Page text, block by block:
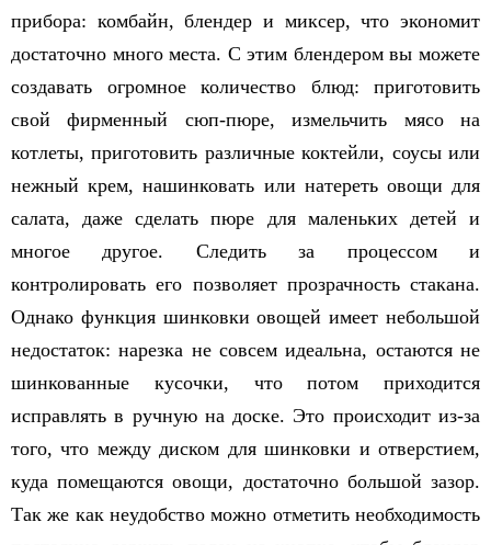
прибора: комбайн, блендер и миксер, что экономит
достаточно много места. С этим блендером вы можете
создавать огромное количество блюд: приготовить
свой фирменный сюп-пюре, измельчить мясо на
котлеты, приготовить различные коктейли, соусы или
нежный крем, нашинковать или натереть овощи для
салата, даже сделать пюре для маленьких детей и
многое другое. Следить за процессом и
контролировать его позволяет прозрачность стакана.
Однако функция шинковки овощей имеет небольшой
недостаток: нарезка не совсем идеальна, остаются не
шинкованные кусочки, что потом приходится
исправлять в ручную на доске. Это происходит из-за
того, что между диском для шинковки и отверстием,
куда помещаются овощи, достаточно большой зазор.
Так же как неудобство можно отметить необходимость